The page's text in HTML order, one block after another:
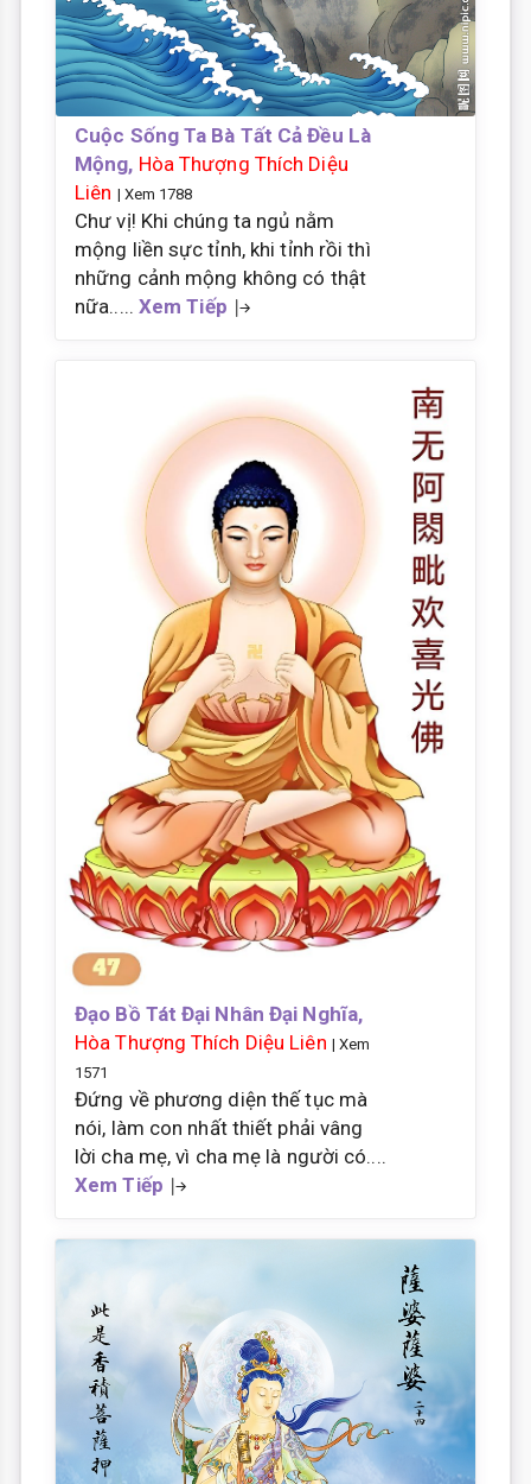
Cuộc Sống Ta Bà Tất Cả Đều Là
Mộng, Hòa Thượng Thích Diệu
Liên | Xem 1788
Chư vị! Khi chúng ta ngủ nằm
mộng liền sực tỉnh, khi tỉnh rồi thì
những cảnh mộng không có thật
nữa..... Xem Tiếp
Đạo Bồ Tát Đại Nhân Đại Nghĩa,
Hòa Thượng Thích Diệu Liên | Xem
1571
Đứng về phương diện thế tục mà
nói, làm con nhất thiết phải vâng
lời cha mẹ, vì cha mẹ là người có....
Xem Tiếp